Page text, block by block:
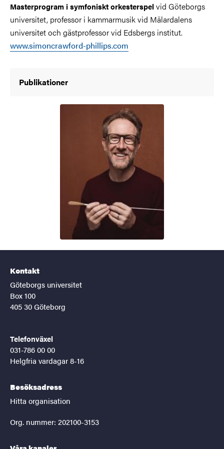
Masterprogram i symfoniskt orkesterspelvid Göteborgs
universitet, professor i kammarmusik vid Mälardalens
universitet och gästprofessor vid Edsbergs institut.
www.simoncrawford-phillips.com
Publikationer
Kontakt
Göteborgs universitet
Box 100
405 30 Göteborg
Telefonväxel
031-786 00 00
Helgfria vardagar 8-16
Besöksadress
Hitta organisation
Org. nummer: 202100-3153